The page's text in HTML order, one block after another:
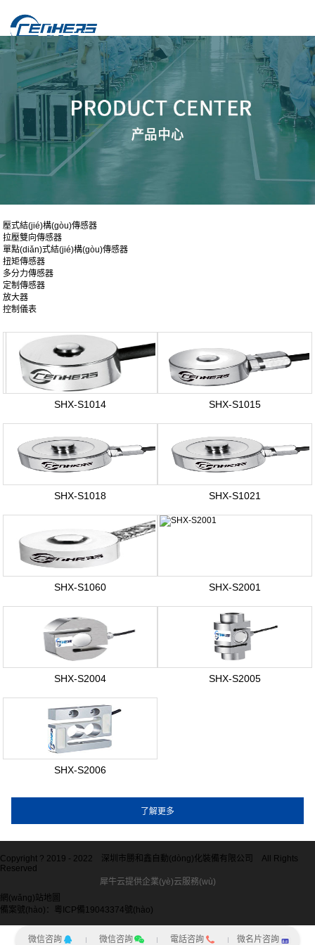
壓式結(jié)構(gòu)傳感器
拉壓雙向傳感器
單點(diǎn)式結(jié)構(gòu)傳感器
扭矩傳感器
多分力傳感器
定制傳感器
放大器
控制儀表
壓力傳感器
SHX-S1014 SHX-S1015
SHX-S1018 SHX-S1021
SHX-S1060 SHX-S2001
SHX-S2004 SHX-S2005
SHX-S2006
Copyright ? 2019 - 2022 深圳市勝和鑫自動(dòng)化裝備有限公司
All Rights
Reserved
犀牛云提供企業(yè)云服務(wù)
網(wǎng)站地圖
備案號(hào)：粵ICP備19043374號(hào)
微信咨詢 微信咨詢 電話咨詢 微名片咨詢